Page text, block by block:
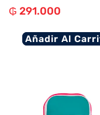
₲ 291.000
Añadir Al